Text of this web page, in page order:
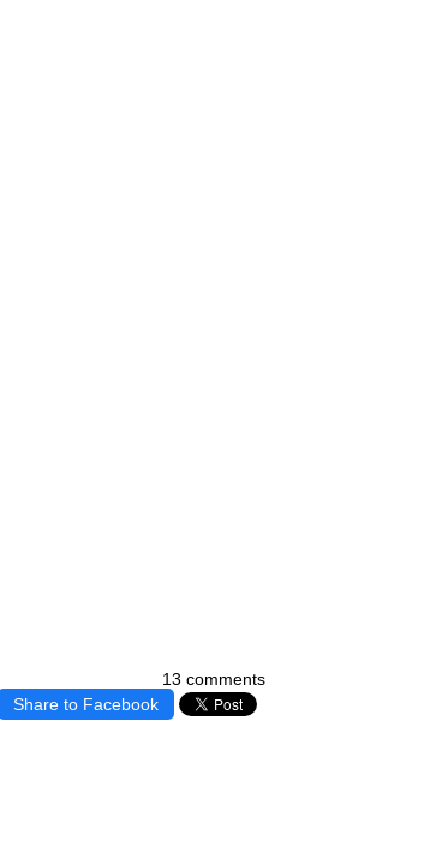
13 comments
Share to Facebook